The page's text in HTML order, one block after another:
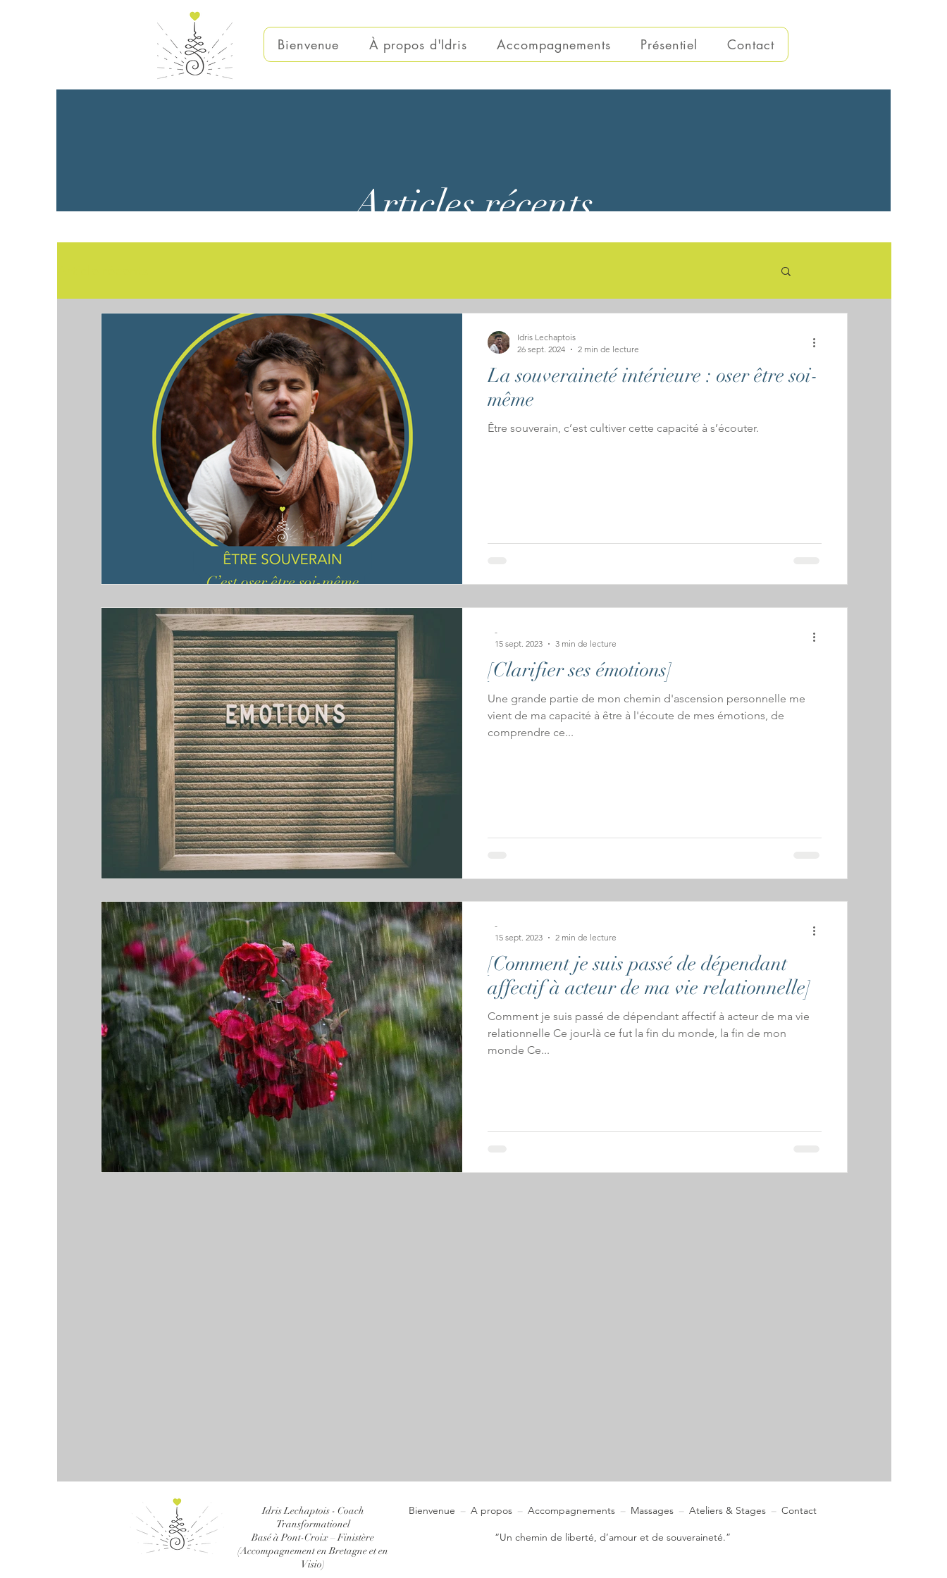
Bienvenue À propos d'Idris Accompagnements Présentiel Contact
Articles récents
La souveraineté intérieure : oser être soi-
même
Être souverain, c’est cultiver cette capacité à s’écouter.
Idris Lechaptois
26 sept. 2024
2 min de lecture
[Clarifier ses émotions]
Une grande partie de mon chemin d'ascension personnelle me
vient de ma capacité à être à l'écoute de mes émotions, de
comprendre ce...
-
15 sept. 2023
3 min de lecture
[Comment je suis passé de dépendant
affectif à acteur de ma vie relationnelle]
Comment je suis passé de dépendant affectif à acteur de ma vie
relationnelle Ce jour-là ce fut la fin du monde, la fin de mon
monde Ce...
-
15 sept. 2023
2 min de lecture
Idris Lechaptois - Coach
Transformationel
Basé à Pont-Croix – Finistère
(Accompagnement en Bretagne et en
Visio)
Bienvenue – A propos – Accompagnements – Massages – Ateliers & Stages – Contact
“Un chemin de liberté, d’amour et de souveraineté.”